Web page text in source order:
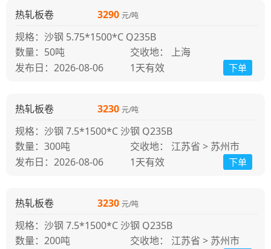
热轧板卷 3290 元/吨
发布日：2026-08-06
规格：沙钢 5.75*1500*C Q235B
下单
50吨
交收地： 上海
1天有效
热轧板卷 3230 元/吨
发布日：2026-08-06
规格：沙钢 7.5*1500*C 沙钢 Q235B
下单
300吨
交收地： 江苏省 > 苏州市
1天有效
热轧板卷 3230 元/吨
规格：沙钢 7.5*1500*C 沙钢 Q235B
200吨
交收地： 江苏省 > 苏州市